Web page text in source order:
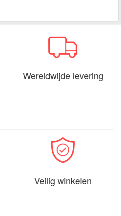
Wereldwijde levering
Veilig winkelen